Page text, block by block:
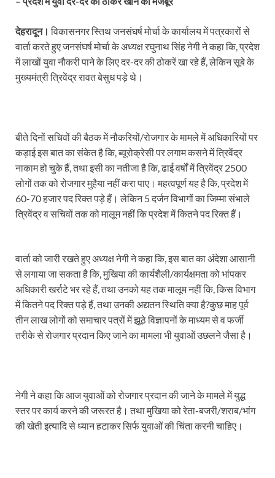
देहरादून। विकासनगर स्तिथ जनसंघर्ष मोर्चा के कार्यालय में पत्रकारों से
वार्ता करते हुए जनसंघर्ष मोर्चा के अध्यक्ष रघुनाथ सिंह नेगी ने कहा कि, प्रदेश
में लाखों युवा नौकरी पाने के लिए दर-दर की ठोकरें खा रहे हैं, लेकिन सूबे के
मुख्यमंत्री त्रिवेंद्र रावत बेसुध पड़े थे।
बीते दिनों सचिवों की बैठक में नौकरियों/रोजगार के मामले में अधिकारियों पर
कड़ाई इस बात का संकेत है कि, ब्यूरोक्रेसी पर लगाम कसने में त्रिवेंद्र
नाकाम हो चुके हैं, तथा इसी का नतीजा है कि, ढाई वर्षों में त्रिवेंद्र 2500
लोगों तक को रोजगार मुहैया नहीं करा पाए। महत्वपूर्ण यह है कि, प्रदेश में
60-70 हजार पद रिक्त पड़े हैं। लेकिन 5 दर्जन विभागों का जिम्मा संभाले
त्रिवेंद्र व सचिवों तक को मालूम नहीं कि प्रदेश में कितने पद रिक्त हैं।
वार्ता को जारी रखते हुए अध्यक्ष नेगी ने कहा कि, इस बात का अंदेशा आसानी
से लगाया जा सकता है कि, मुखिया की कार्यशैली/कार्यक्षमता को भांपकर
अधिकारी खर्राटे भर रहे हैं, तथा उनको यह तक मालूम नहीं कि, किस विभाग
में कितने पद रिक्त पड़े हैं, तथा उनकी अद्यतन स्थिति क्या है?कुछ माह पूर्व
तीन लाख लोगों को समाचार पत्रों में झूठे विज्ञापनों के माध्यम से व फर्जी
तरीके से रोजगार प्रदान किए जाने का मामला भी युवाओं उछलने जैसा है।
नेगी ने कहा कि आज युवाओं को रोजगार प्रदान की जाने के मामले में युद्ध
स्तर पर कार्य करने की जरूरत है। तथा मुखिया को रेता-बजरी/शराब/भांग
की खेती इत्यादि से ध्यान हटाकर सिर्फ युवाओं की चिंता करनी चाहिए।